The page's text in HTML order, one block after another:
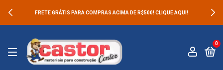
FRETE GRÁTIS PARA COMPRAS ACIMA DE R$500! CLIQUE AQUI!
0